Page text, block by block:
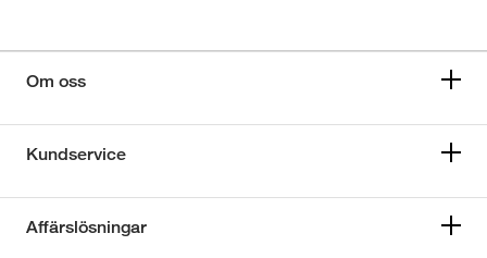
Om oss
Kundservice
Affärslösningar